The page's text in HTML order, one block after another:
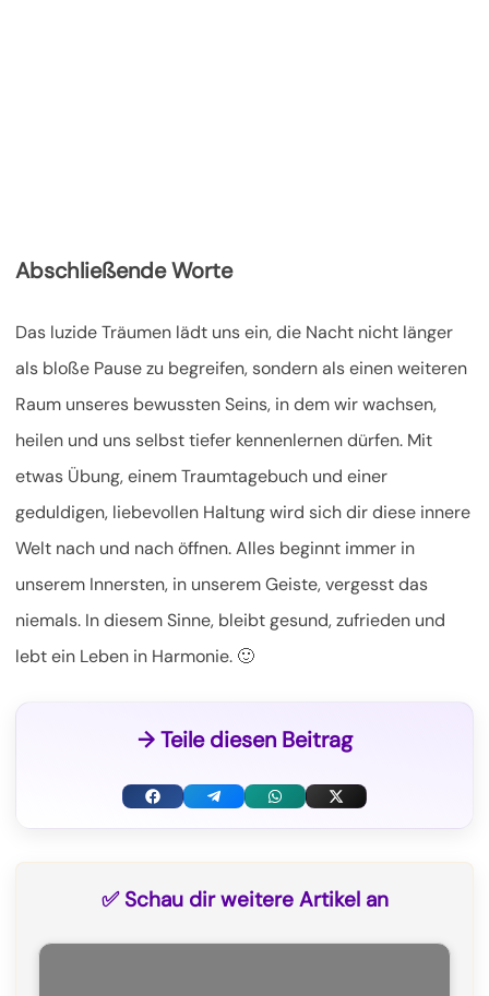
Abschließende Worte
Das luzide Träumen lädt uns ein, die Nacht nicht länger
als bloße Pause zu begreifen, sondern als einen weiteren
Raum unseres bewussten Seins, in dem wir wachsen,
heilen und uns selbst tiefer kennenlernen dürfen. Mit
etwas Übung, einem Traumtagebuch und einer
geduldigen, liebevollen Haltung wird sich dir diese innere
Welt nach und nach öffnen. Alles beginnt immer in
unserem Innersten, in unserem Geiste, vergesst das
niemals. In diesem Sinne, bleibt gesund, zufrieden und
lebt ein Leben in Harmonie. 🙂
→ Teile diesen Beitrag
F
T
W
X
T
✅ Schau dir weitere Artikel an